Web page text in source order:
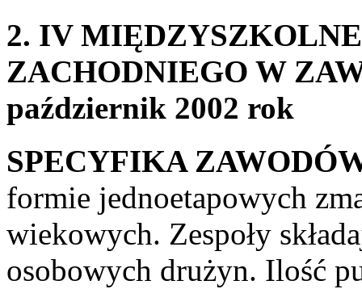
2. IV
ZACHODNIEGO W
październik 2002 rok
SPECYFIKA
formie jednoetapowych
wiekowych. Zespoły
osobowych drużyn. Ilość